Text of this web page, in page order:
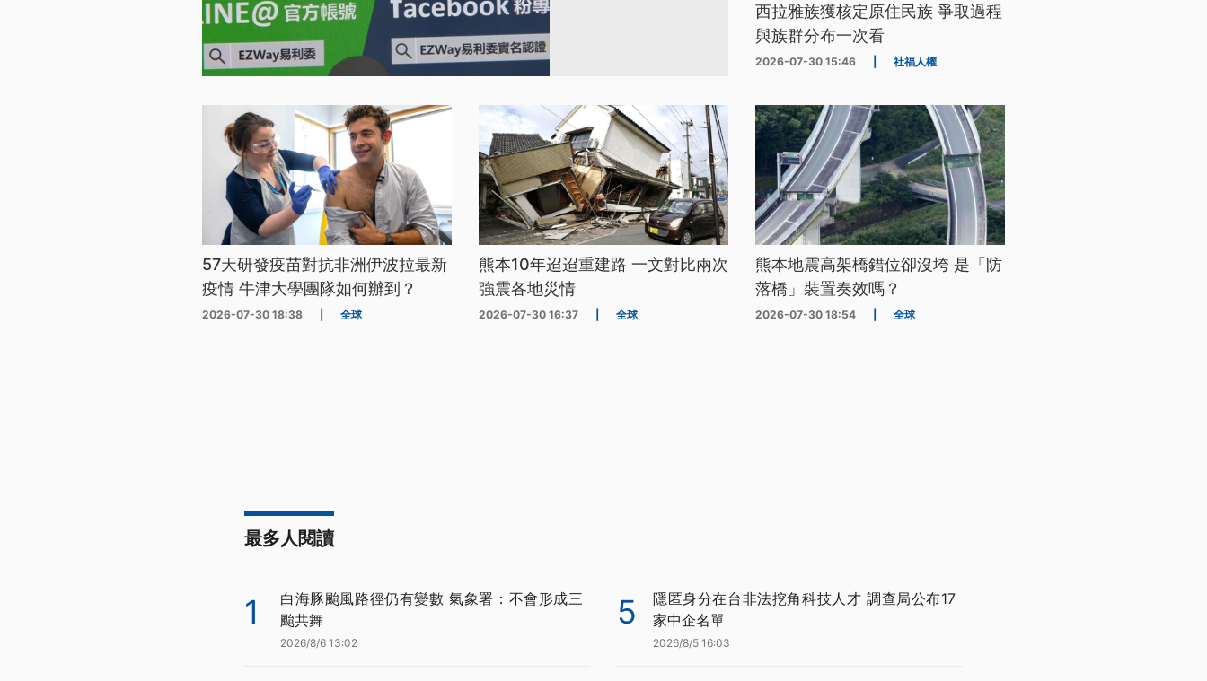
西拉雅族獲核定原住民族 爭取過程
與族群分布一次看
2026-07-30 15:46 社福人權
57天研發疫苗對抗非洲伊波拉最新
疫情 牛津大學團隊如何辦到？
2026-07-30 18:38 全球
熊本10年迢迢重建路 一文對比兩次
強震各地災情
2026-07-30 16:37 全球
熊本地震高架橋錯位卻沒垮 是「防
落橋」裝置奏效嗎？
2026-07-30 18:54 全球
最多人閱讀
1
白海豚颱風路徑仍有變數 氣象署：不會形成三
颱共舞
2026/8/6 13:02
5
隱匿身分在台非法挖角科技人才 調查局公布17
家中企名單
2026/8/5 16:03